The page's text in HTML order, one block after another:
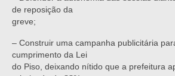
de reposição da
greve;
– Construir uma campanha publicitária
cumprimento da Lei
do Piso, deixando nítido que a prefeitura